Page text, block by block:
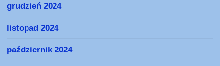
grudzień 2024
listopad 2024
październik 2024